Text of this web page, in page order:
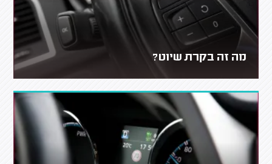
מה זה בקרת שיוט?